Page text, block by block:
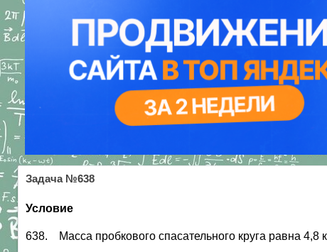
Задача №638
Условие
638. Масса пробкового спасательного круга равна